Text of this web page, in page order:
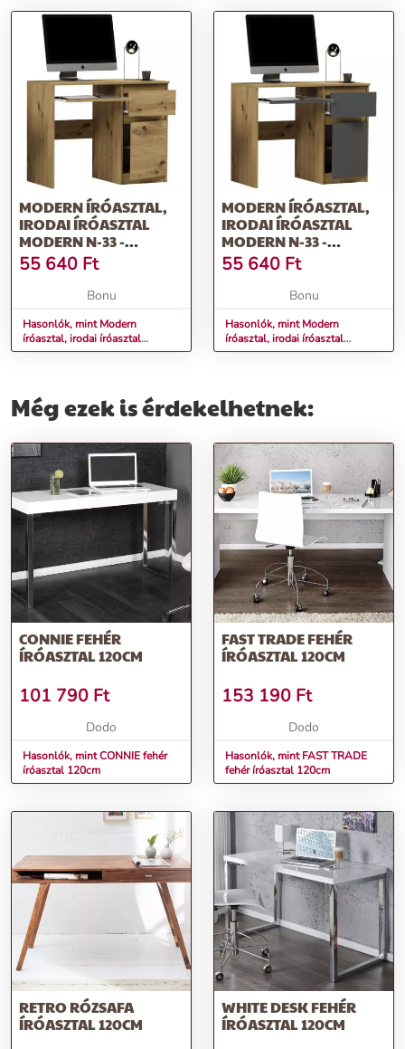
antracit mix fehér
artisan
MODERN ÍRÓASZTAL,
IRODAI ÍRÓASZTAL
MODERN N-33 -
KÜLÖNBÖZŐ
SZÍNVÁLTOZATOKBAN
55 640 Ft
Bonu
Hasonlók, mint Modern
íróasztal, irodai íróasztal
MODERN N-33 - különböző
MODERN ÍRÓASZTAL,
IRODAI ÍRÓASZTAL
MODERN N-33 -
KÜLÖNBÖZŐ
SZÍNVÁLTOZATOKBAN
ARTISAN MIX ANTRACIT
55 640 Ft
Bonu
Hasonlók, mint Modern
íróasztal, irodai íróasztal
MODERN N-33 - különböző
Még ezek is érdekelhetnek:
CONNIE FEHÉR
ÍRÓASZTAL 120CM
101 790 Ft
Dodo
Hasonlók, mint CONNIE fehér
íróasztal 120cm
FAST TRADE FEHÉR
ÍRÓASZTAL 120CM
153 190 Ft
Dodo
Hasonlók, mint FAST TRADE
fehér íróasztal 120cm
RETRO RÓZSAFA
ÍRÓASZTAL 120CM
WHITE DESK FEHÉR
ÍRÓASZTAL 120CM